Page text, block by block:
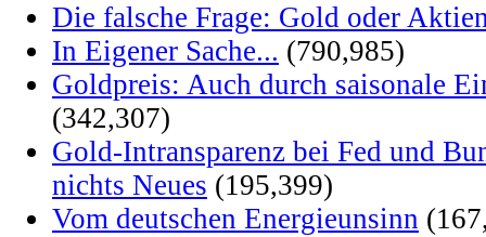
Die falsche Frage: Gold oder
In Eigener Sache... (790,985)
Goldpreis: Auch durch saisonale
(342,307)
Gold-Intransparenz bei Fed und
nichts Neues (195,399)
Vom deutschen Energieunsinn